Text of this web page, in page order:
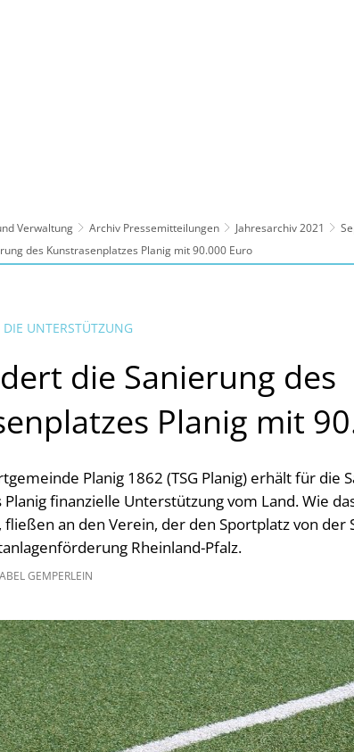
Verwaltung Archiv Pressemitteilungen Jahresarchiv 2021
des Kunstrasenplatzes Planig mit 90.000 Euro
UNTERSTÜTZUNG
die Sanierung des
Planig mit
Planig 1862 (TSG Planig) erhält für die
Planig finanzielle Unterstützung vom Land. Wie
an den Verein, der den Sportplatz von der
Rheinland-Pfalz.
GEMPERLEIN